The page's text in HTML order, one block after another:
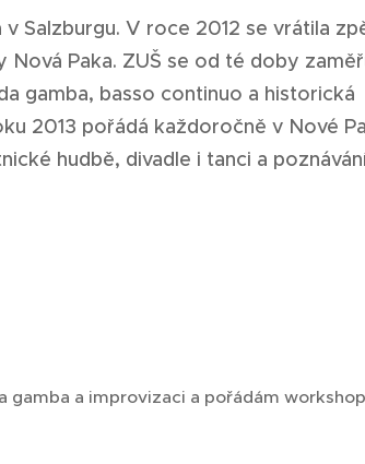
Salzburgu. V roce 2012 se vrátila
Paka. ZUŠ se od té doby
gamba, basso continuo a historická
2013 pořádá každoročně v Nové
hudbě, divadle i tanci a
gamba a improvizaci a pořádám